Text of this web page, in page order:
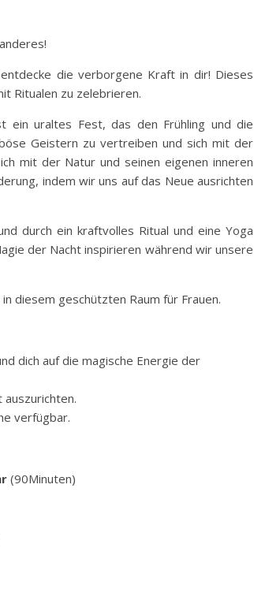
die verborgene Kraft in dir! Dieses
Ritualen zu zelebrieren.
ein uraltes Fest, das den Frühling und die
Geistern zu vertreiben und sich mit der
mit der Natur und seinen eigenen inneren
indem wir uns auf das Neue ausrichten
durch ein kraftvolles Ritual und eine Yoga
der Nacht inspirieren während wir unsere
diesem geschützten Raum für Frauen.
dich auf die magische Energie der
verfügbar.
(90Minuten)